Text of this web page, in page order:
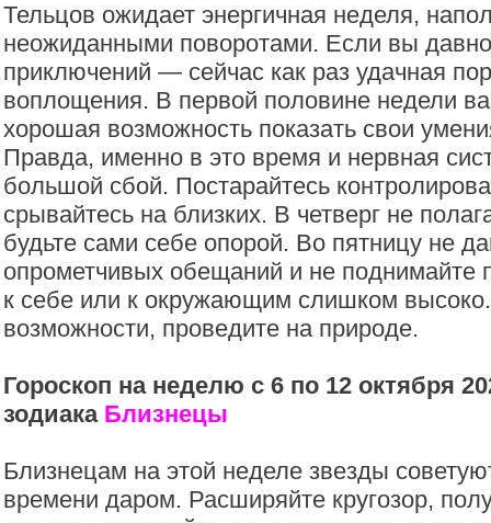
Тельцов ожидает энергичная неделя,
неожиданными поворотами. Если вы
приключений — сейчас как раз удачная
воплощения. В первой половине недели
хорошая возможность показать свои
Правда, именно в это время и нервная
большой сбой. Постарайтесь
срывайтесь на близких. В четверг не
будьте сами себе опорой. Во пятницу не
опрометчивых обещаний и не поднимайте
к себе или к окружающим слишком
возможности, проведите на природе.
Гороскоп на неделю с 6 по 12 октября
зодиака Близнецы
Близнецам на этой неделе звезды
времени даром. Расширяйте кругозор,